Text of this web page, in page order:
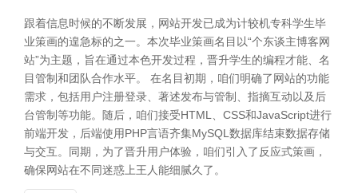
跟着信息时候的不断发展，网站开发已成为计较机专科学生毕
业策画的遑急标的之一。本次毕业策画名目以“个东谈主博客网
站”为主题，旨在通过本色开发过程，晋升学生的编程才能、名
目管制和团队合作水平。 在名目初期，咱们明确了网站的功能
需求，包括用户注册登录、著述发布与管制、指摘互动以及后
台管制等功能。随后，咱们接受HTML、CSS和JavaScript进行
前端开发，后端使用PHP言语齐集MySQL数据库结束数据存储
与交互。同期，为了晋升用户体验，咱们引入了反应式策画，
确保网站在不同迷惑上王人能细腻久了。